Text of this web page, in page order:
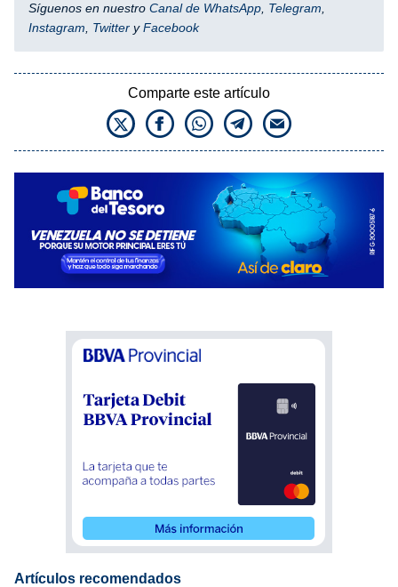
Síguenos en nuestro Canal de WhatsApp Telegram
Instagram
Twitter yFacebook
Comparte este artículo
Artículos recomendados